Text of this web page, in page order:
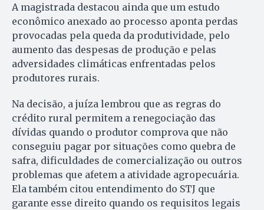
A magistrada destacou ainda que um estudo
econômico anexado ao processo aponta perdas
provocadas pela queda da produtividade, pelo
aumento das despesas de produção e pelas
adversidades climáticas enfrentadas pelos
produtores rurais.
Na decisão, a juíza lembrou que as regras do
crédito rural permitem a renegociação das
dívidas quando o produtor comprova que não
conseguiu pagar por situações como quebra de
safra, dificuldades de comercialização ou outros
problemas que afetem a atividade agropecuária.
Ela também citou entendimento do STJ que
garante esse direito quando os requisitos legais